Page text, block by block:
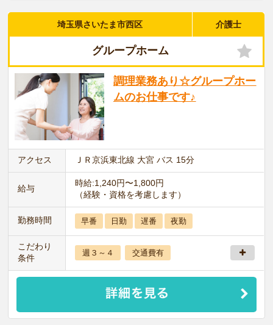
埼玉県さいたま市西区 介護士
グループホーム
調理業務あり☆グループホー
ムのお仕事です♪
アクセス ＪＲ京浜東北線 大宮 バス 15分
給与
時給:1,240円〜1,800円
（経験・資格を考慮します）
勤務時間 早番 日勤 遅番 夜勤
こだわり
条件
週３～４ 交通費有